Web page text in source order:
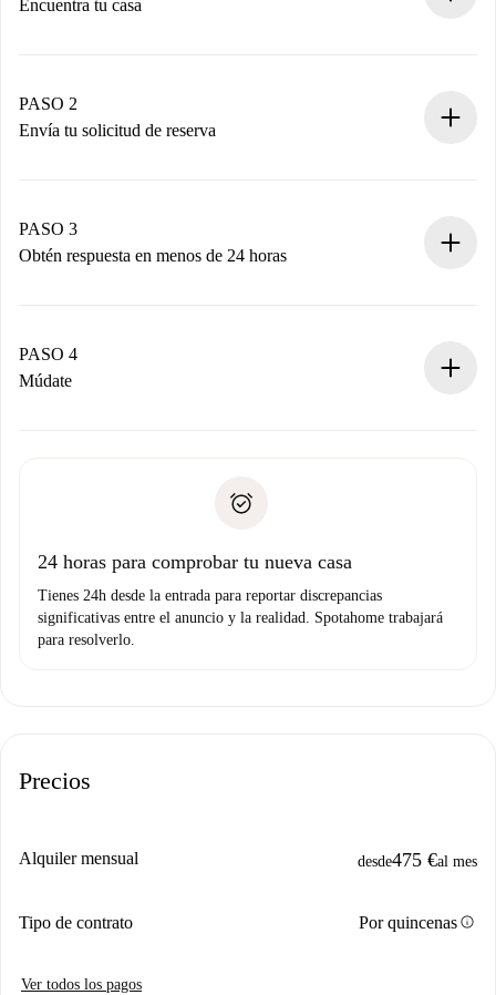
Encuentra tu casa
Tienes toda la información necesaria por adelantado.
PASO 2
Envía tu solicitud de reserva
propietario acepte.
PASO 3
Obtén respuesta en menos de 24 horas
contacto con el propietario.
Si es rechazada: No te haremos ningún cargo y te
Prueba de solvencia
PASO 4
Múdate
no nos comunicas ningún problema.
24 horas para comprobar tu nueva casa
Tienes 24h desde la entrada para reportar discrepancias
significativas entre el anuncio y la realidad. Spotahome trabajará
para resolverlo.
Precios
Alquiler mensual desde475 €al mes
Tipo de contrato Por quincenasinfo
Ver todos los pagos